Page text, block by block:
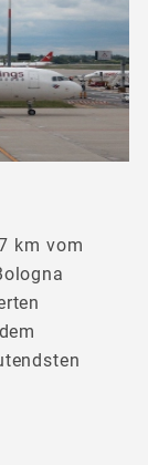
km vom